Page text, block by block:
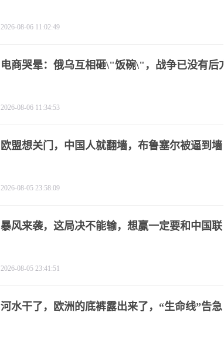
2026-08-06 11:02:49
电商哭晕：俄乌互相砸\"饭碗\"，战争已没有后方
2026-08-06 11:34:53
欧盟想关门，中国人就翻墙，布鲁塞尔被逼到墙
2026-08-05 23:58:09
暴风来袭，这局决不能输，想赢一定要和中国联
2026-08-05 23:41:51
河水干了，欧洲的底裤露出来了，“生命线”告急